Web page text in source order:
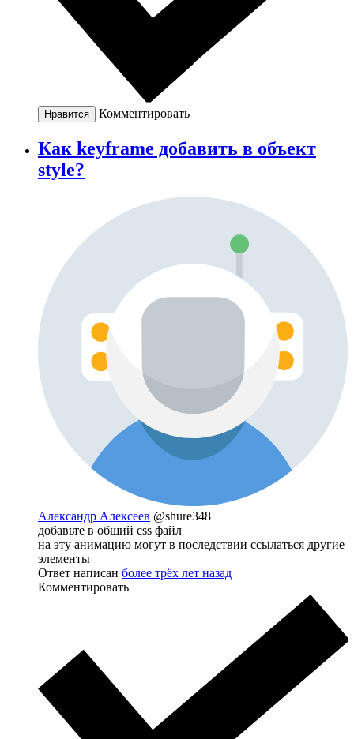
Нравится Комментировать
Как keyframe добавить в объект
style?
Александр Алексеев @shure348
добавьте в общий css файл
на эту анимацию могут в последствии ссылаться другие
элементы
Ответ написан более трёх лет назад
Комментировать